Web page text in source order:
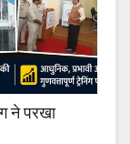
ने परखा